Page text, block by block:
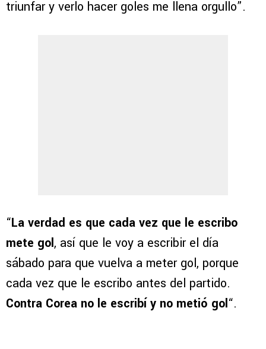
triunfar y verlo hacer goles me llena orgullo”.
“La verdad es que cada vez que le escribo
mete gol, así que le voy a escribir el día
sábado para que vuelva a meter gol, porque
cada vez que le escribo antes del partido.
Contra Corea no le escribí y no metió gol“.